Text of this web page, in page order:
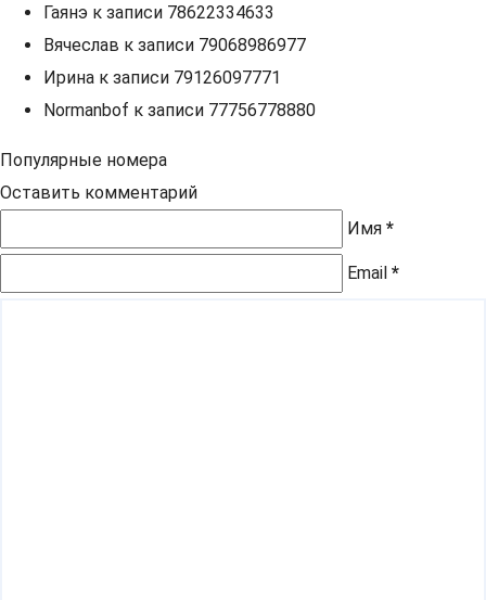
Гаянэ к записи 78622334633
Вячеслав к записи 79068986977
Ирина к записи 79126097771
Normanbof к записи 77756778880
Популярные номера
Оставить комментарий
Имя *
Email *